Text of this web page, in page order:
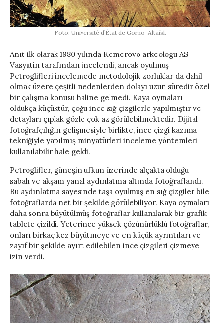
Foto: Université d’État de Gorno-Altaïsk
Anıt ilk olarak 1980 yılında Kemerovo arkeologu AS
Vasyutin tarafından incelendi, ancak oyulmuş
Petroglifleri incelemede metodolojik zorluklar da dahil
olmak üzere çeşitli nedenlerden dolayı uzun süredir özel
bir çalışma konusu haline gelmedi. Kaya oymaları
oldukça küçüktür, çoğu ince sığ çizgilerle yapılmıştır ve
detayları çıplak gözle çok az görülebilmektedir. Dijital
fotoğrafçılığın gelişmesiyle birlikte, ince çizgi kazıma
tekniğiyle yapılmış minyatürleri inceleme yöntemleri
kullanılabilir hale geldi.
Petroglifler, güneşin ufkun üzerinde alçakta olduğu
sabah ve akşam yanal aydınlatma altında fotoğraflandı.
Bu aydınlatma sayesinde taşa oyulmuş en sığ çizgiler bile
fotoğraflarda net bir şekilde görülebiliyor. Kaya oymaları
daha sonra büyütülmüş fotoğraflar kullanılarak bir grafik
tablete çizildi. Yeterince yüksek çözünürlüklü fotoğraflar,
onları birkaç kez büyütmeye ve en küçük ayrıntıları ve
zayıf bir şekilde ayırt edilebilen ince çizgileri çizmeye
izin verdi.